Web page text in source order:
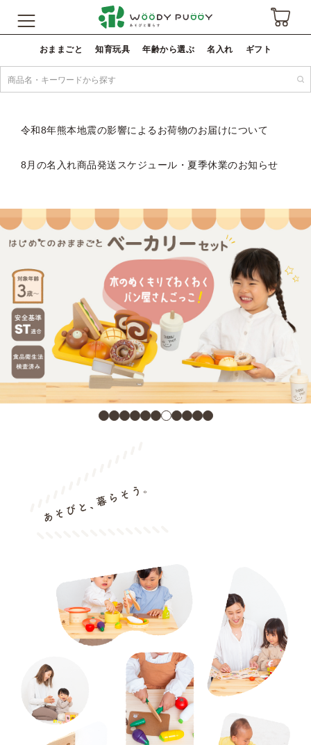
おままごと 知育玩具 年齢から選ぶ 名入れ ギフト
令和8年熊本地震の影響によるお荷物のお届けについて
8月の名入れ商品発送スケジュール・夏季休業のお知らせ
1 2 3 4 5 6 7 8 9 1011